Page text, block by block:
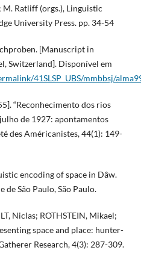
M. Ratliff (orgs.), Linguistic
University Press. pp. 34-54
[Manuscript in
Switzerland]. Disponível em
41SLSP_UBS/mmbbsj/
“Reconhecimento dos rios
de 1927: apontamentos
des Américanistes, 44(1): 149-
encoding of space in Dâw.
de São Paulo, São Paulo.
Niclas; ROTHSTEIN, Mikael;
space and place: hunter-
Research, 4(3): 287-309.